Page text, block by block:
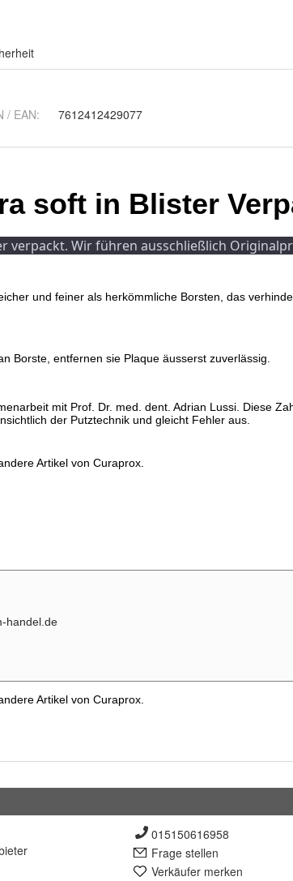
/ EAN: 7612412429077
015150616958
Frage stellen
Verkäufer merken